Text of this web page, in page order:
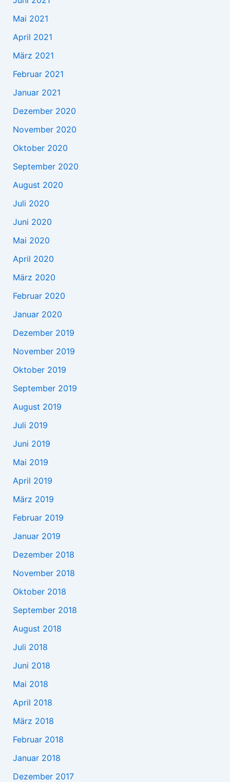
Mai 2021
April 2021
März 2021
Februar 2021
Januar 2021
Dezember 2020
November 2020
Oktober 2020
September 2020
August 2020
Juli 2020
Juni 2020
Mai 2020
April 2020
März 2020
Februar 2020
Januar 2020
Dezember 2019
November 2019
Oktober 2019
September 2019
August 2019
Juli 2019
Juni 2019
Mai 2019
April 2019
März 2019
Februar 2019
Januar 2019
Dezember 2018
November 2018
Oktober 2018
September 2018
August 2018
Juli 2018
Juni 2018
Mai 2018
April 2018
März 2018
Februar 2018
Januar 2018
Dezember 2017